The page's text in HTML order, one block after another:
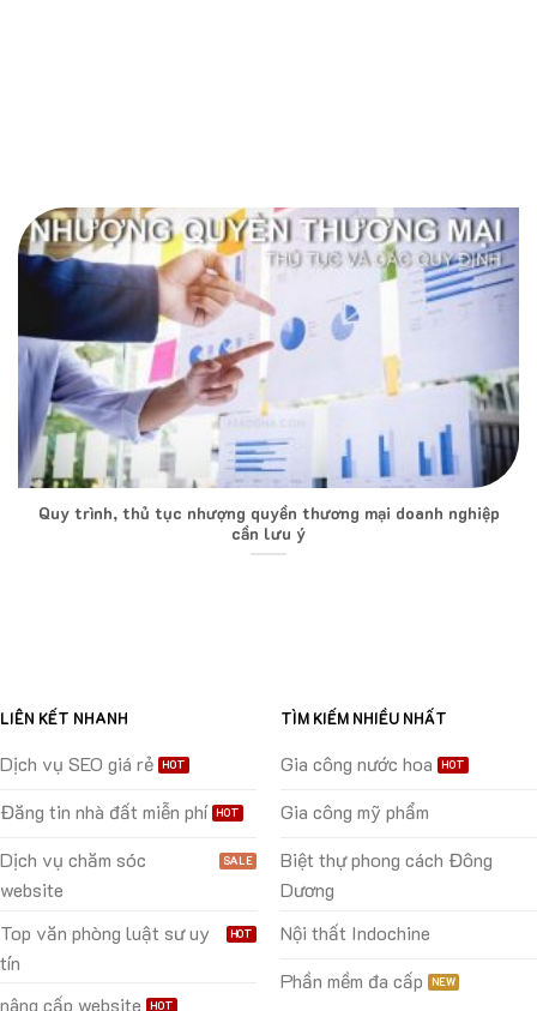
Quy trình, thủ tục nhượng quyền thương mại doanh nghiệp
cần lưu ý
LIÊN KẾT NHANH
Dịch vụ SEO giá rẻ
Đăng tin nhà đất miễn phí
Dịch vụ chăm sóc
website
Top văn phòng luật sư uy
tín
nâng cấp website
TÌM KIẾM NHIỀU NHẤT
Gia công nước hoa
Gia công mỹ phẩm
Biệt thự phong cách Đông
Dương
Nội thất Indochine
Phần mềm đa cấp